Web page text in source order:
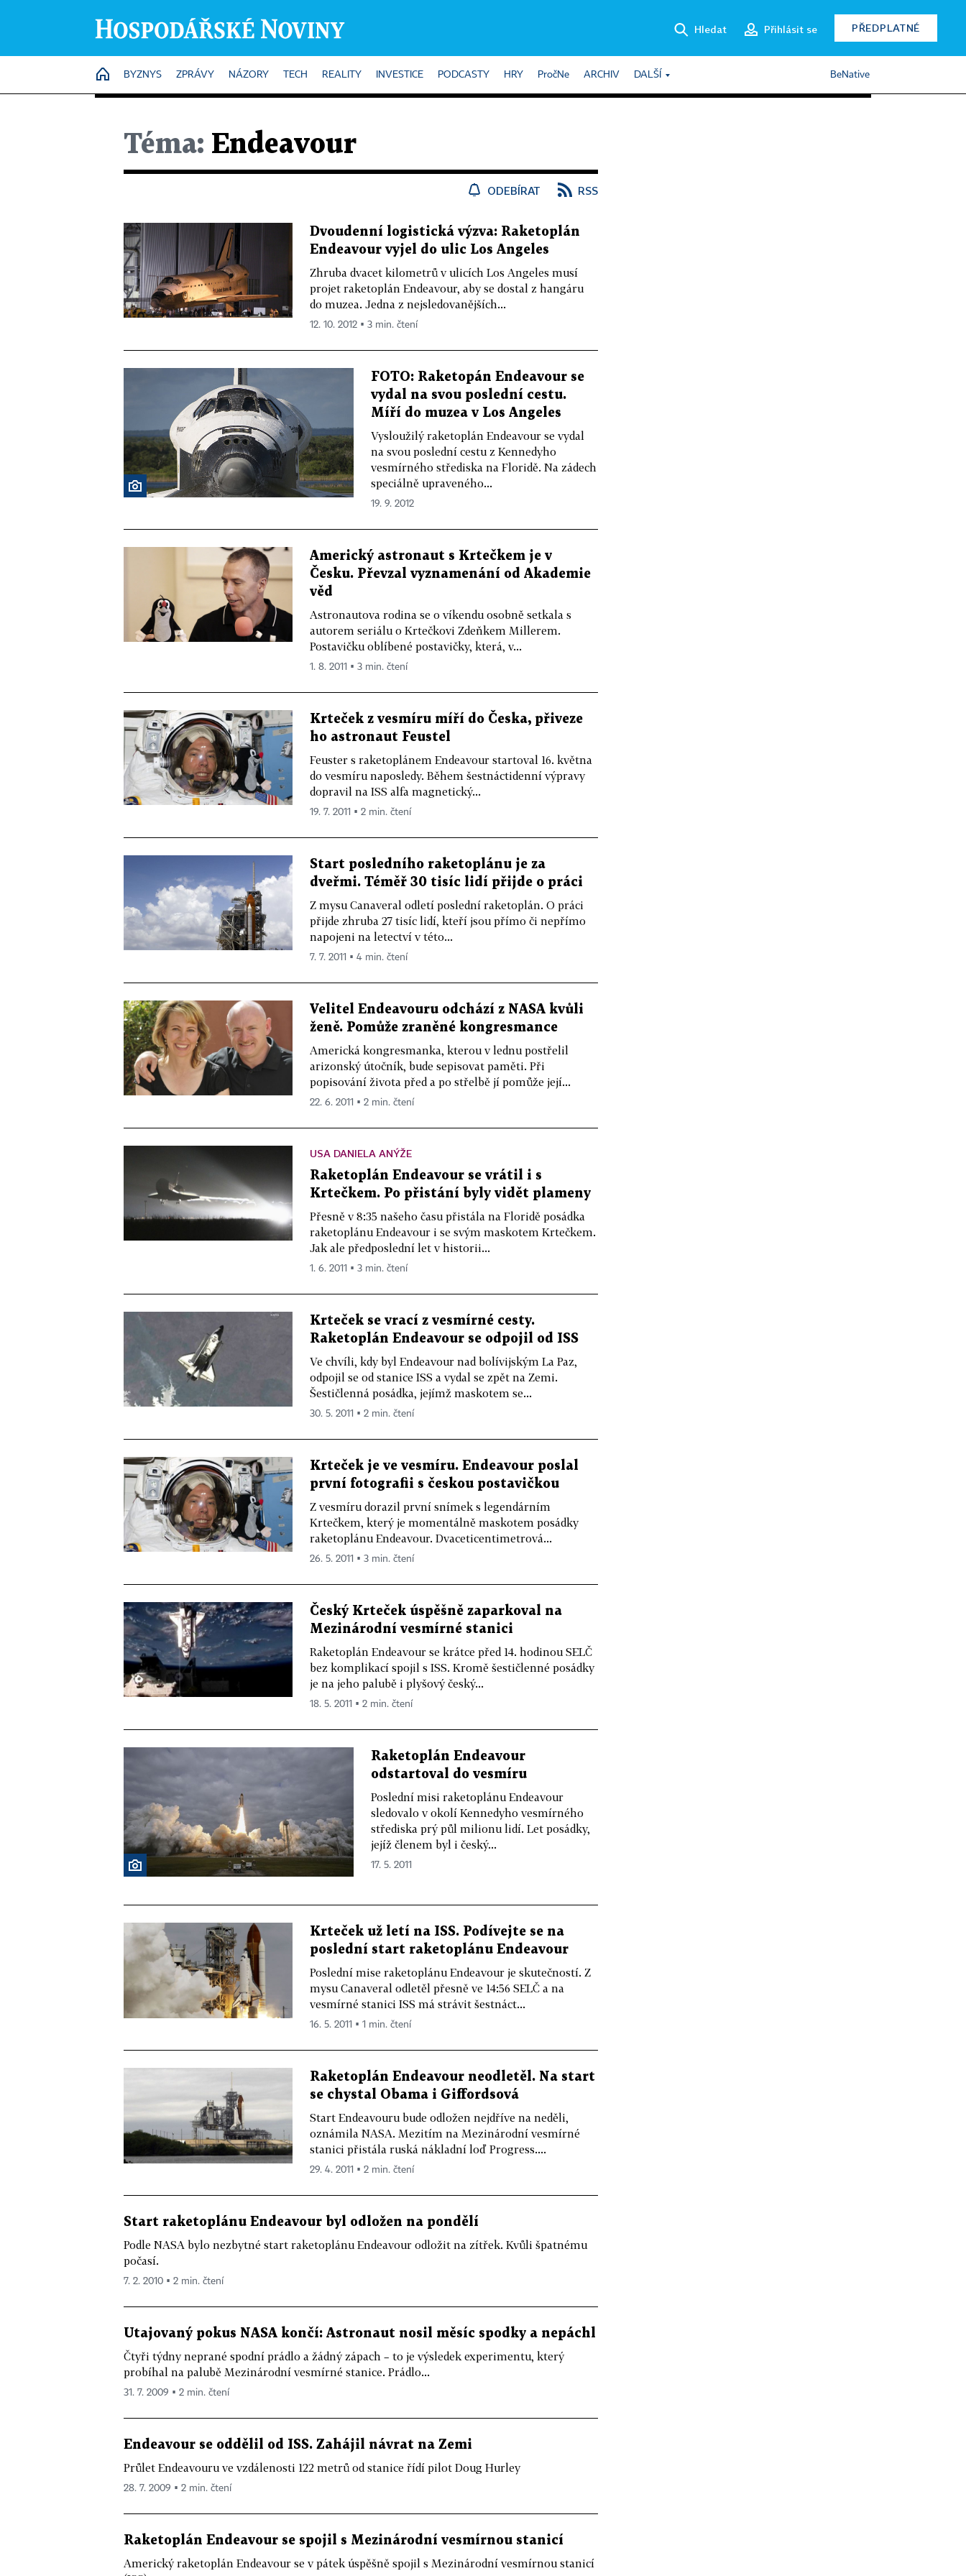
Hledat Přihlásit se PŘEDPLATNÉ
HOME
BYZNYS ZPRÁVY NÁZORY TECH REALITY INVESTICE PODCASTY HRY PročNe ARCHIV DALŠÍ BeNative
Téma: Endeavour
ODEBÍRAT RSS
Dvoudenní logistická výzva: Raketoplán
Endeavour vyjel do ulic Los Angeles
Zhruba dvacet kilometrů v ulicích Los Angeles musí
projet raketoplán Endeavour, aby se dostal z hangáru
do muzea. Jedna z nejsledovanějších...
12. 10. 2012 ▪ 3 min. čtení
FOTO: Raketopán Endeavour se
vydal na svou poslední cestu.
Míří do muzea v Los Angeles
Vysloužilý raketoplán Endeavour se vydal
na svou poslední cestu z Kennedyho
vesmírného střediska na Floridě. Na zádech
speciálně upraveného...
19. 9. 2012
Americký astronaut s Krtečkem je v
Česku. Převzal vyznamenání od Akademie
věd
Astronautova rodina se o víkendu osobně setkala s
autorem seriálu o Krtečkovi Zdeňkem Millerem.
Postavičku oblíbené postavičky, která, v...
1. 8. 2011 ▪ 3 min. čtení
Krteček z vesmíru míří do Česka, přiveze
ho astronaut Feustel
Feuster s raketoplánem Endeavour startoval 16. května
do vesmíru naposledy. Během šestnáctidenní výpravy
dopravil na ISS alfa magnetický...
19. 7. 2011 ▪ 2 min. čtení
Start posledního raketoplánu je za
dveřmi. Téměř 30 tisíc lidí přijde o práci
Z mysu Canaveral odletí poslední raketoplán. O práci
přijde zhruba 27 tisíc lidí, kteří jsou přímo či nepřímo
napojeni na letectví v této...
7. 7. 2011 ▪ 4 min. čtení
Velitel Endeavouru odchází z NASA kvůli
ženě. Pomůže zraněné kongresmance
Americká kongresmanka, kterou v lednu postřelil
arizonský útočník, bude sepisovat paměti. Při
popisování života před a po střelbě jí pomůže její...
22. 6. 2011 ▪ 2 min. čtení
USA DANIELA ANÝŽE
Raketoplán Endeavour se vrátil i s
Krtečkem. Po přistání byly vidět plameny
Přesně v 8:35 našeho času přistála na Floridě posádka
raketoplánu Endeavour i se svým maskotem Krtečkem.
Jak ale předposlední let v historii...
1. 6. 2011 ▪ 3 min. čtení
Krteček se vrací z vesmírné cesty.
Raketoplán Endeavour se odpojil od ISS
Ve chvíli, kdy byl Endeavour nad bolívijským La Paz,
odpojil se od stanice ISS a vydal se zpět na Zemi.
Šestičlenná posádka, jejímž maskotem se...
30. 5. 2011 ▪ 2 min. čtení
Krteček je ve vesmíru. Endeavour poslal
první fotografii s českou postavičkou
Z vesmíru dorazil první snímek s legendárním
Krtečkem, který je momentálně maskotem posádky
raketoplánu Endeavour. Dvaceticentimetrová...
26. 5. 2011 ▪ 3 min. čtení
Český Krteček úspěšně zaparkoval na
Mezinárodní vesmírné stanici
Raketoplán Endeavour se krátce před 14. hodinou SELČ
bez komplikací spojil s ISS. Kromě šestičlenné posádky
je na jeho palubě i plyšový český...
18. 5. 2011 ▪ 2 min. čtení
Raketoplán Endeavour
odstartoval do vesmíru
Poslední misi raketoplánu Endeavour
sledovalo v okolí Kennedyho vesmírného
střediska prý půl milionu lidí. Let posádky,
jejíž členem byl i český...
17. 5. 2011
Krteček už letí na ISS. Podívejte se na
poslední start raketoplánu Endeavour
Poslední mise raketoplánu Endeavour je skutečností. Z
mysu Canaveral odletěl přesně ve 14:56 SELČ a na
vesmírné stanici ISS má strávit šestnáct...
16. 5. 2011 ▪ 1 min. čtení
Raketoplán Endeavour neodletěl. Na start
se chystal Obama i Giffordsová
Start Endeavouru bude odložen nejdříve na neděli,
oznámila NASA. Mezitím na Mezinárodní vesmírné
stanici přistála ruská nákladní loď Progress....
29. 4. 2011 ▪ 2 min. čtení
Start raketoplánu Endeavour byl odložen na pondělí
Podle NASA bylo nezbytné start raketoplánu Endeavour odložit na zítřek. Kvůli špatnému
počasí.
7. 2. 2010 ▪ 2 min. čtení
Utajovaný pokus NASA končí: Astronaut nosil měsíc spodky a nepáchl
Čtyři týdny neprané spodní prádlo a žádný zápach – to je výsledek experimentu, který
probíhal na palubě Mezinárodní vesmírné stanice. Prádlo...
31. 7. 2009 ▪ 2 min. čtení
Endeavour se oddělil od ISS. Zahájil návrat na Zemi
Průlet Endeavouru ve vzdálenosti 122 metrů od stanice řídí pilot Doug Hurley
28. 7. 2009 ▪ 2 min. čtení
Raketoplán Endeavour se spojil s Mezinárodní vesmírnou stanicí
Americký raketoplán Endeavour se v pátek úspěšně spojil s Mezinárodní vesmírnou stanicí